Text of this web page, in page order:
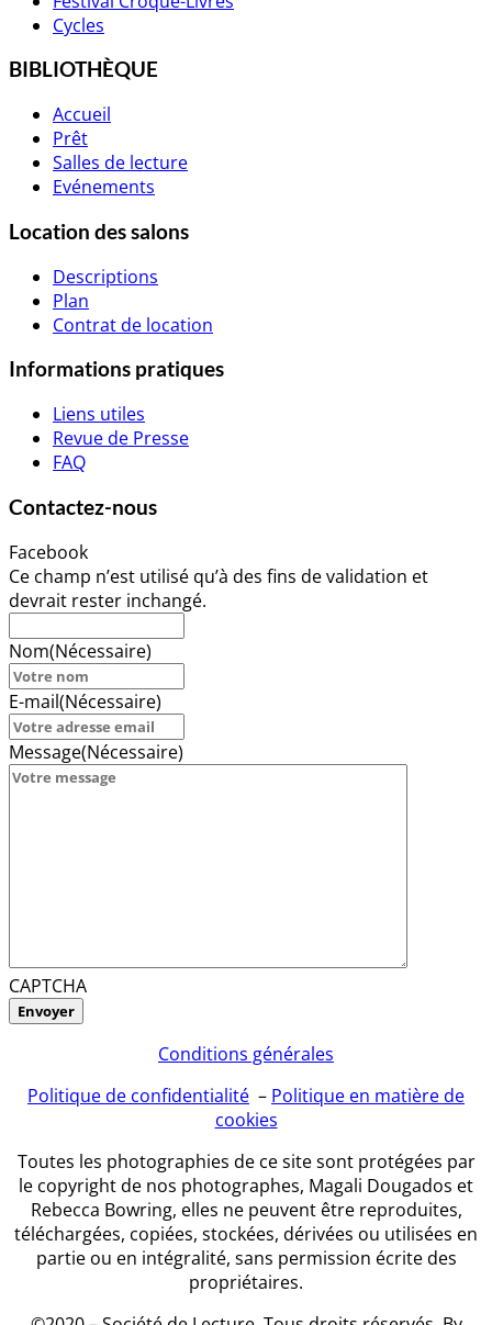
Cycles
BIBLIOTHÈQUE
Accueil
Prêt
Salles de lecture
Evénements
Location des salons
Descriptions
Plan
Contrat de location
Informations pratiques
Liens utiles
Revue de Presse
FAQ
Contactez-nous
Facebook
Ce champ n’est utilisé qu’à des fins de validation et
devrait rester inchangé.
Nom(Nécessaire)
E-mail(Nécessaire)
Message(Nécessaire)
CAPTCHA
Conditions générales
Politique de confidentialité – Politique en matière de
cookies
Toutes les photographies de ce site sont protégées par
le copyright de nos photographes, Magali Dougados et
Rebecca Bowring, elles ne peuvent être reproduites,
téléchargées, copiées, stockées, dérivées ou utilisées en
partie ou en intégralité, sans permission écrite des
propriétaires.